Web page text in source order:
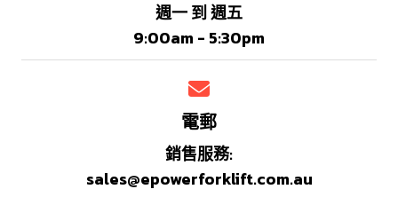
週一 到 週五
9:00am - 5:30pm
電郵
銷售服務:
sales@epowerforklift.com.au